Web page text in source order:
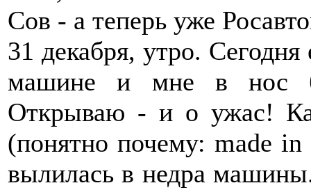
Сов - а теперь уже
31 декабря, утро.
машине и мне в нос
Открываю - и о ужас!
(понятно почему: made
вылилась в недра